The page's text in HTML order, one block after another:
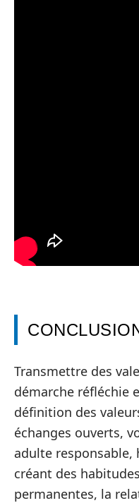
Transmettre des
démarche réfléchie
définition des
échanges ouverts,
adulte responsable,
créant des
permanentes, la